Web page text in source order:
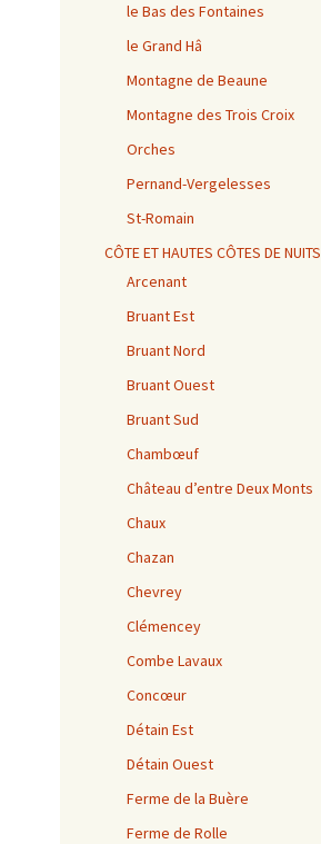
le Bas des Fontaines
le Grand Hâ
Montagne de Beaune
Montagne des Trois Croix
Orches
Pernand-Vergelesses
St-Romain
CÔTE ET HAUTES CÔTES DE NUITS
Arcenant
Bruant Est
Bruant Nord
Bruant Ouest
Bruant Sud
Chambœuf
Château d’entre Deux Monts
Chaux
Chazan
Chevrey
Clémencey
Combe Lavaux
Concœur
Détain Est
Détain Ouest
Ferme de la Buère
Ferme de Rolle